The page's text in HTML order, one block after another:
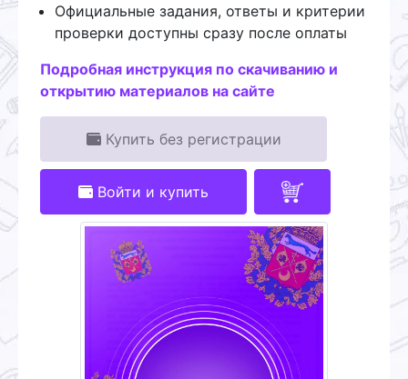
Официальные задания, ответы и критерии
проверки доступны сразу после оплаты
Подробная инструкция по скачиванию и
открытию материалов на сайте
Купить без регистрации
Войти и купить